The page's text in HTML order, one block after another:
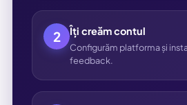
2 Îți creăm contul
Configurăm platforma și
feedback.